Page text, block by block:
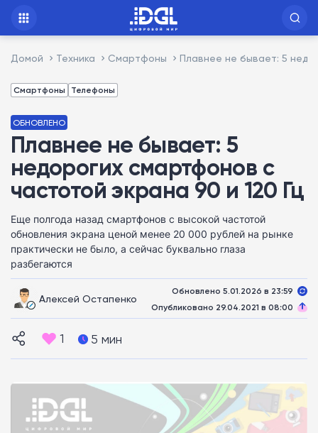
Домой Техника Смартфоны Плавнее не бывает: 5
Смартфоны Телефоны
ОБНОВЛЕНО
Плавнее не бывает: 5
недорогих смартфонов с
частотой экрана 90 и 120 Гц
Еще полгода назад смартфонов с высокой частотой
обновления экрана ценой менее 20 000 рублей на рынке
практически не было, а сейчас буквально глаза
разбегаются
Алексей Остапенко
Обновлено 5.01.2026 в 23:59
Опубликовано 29.04.2021 в 08:00
1 5 мин